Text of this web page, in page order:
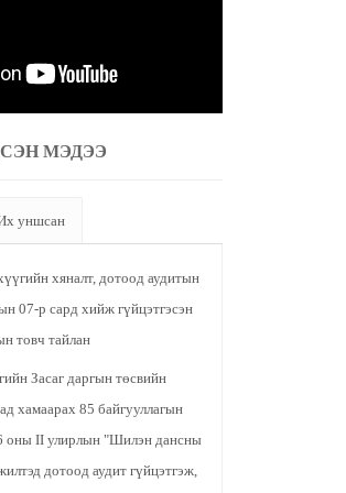
МЭДЭЭ
уншсан
хяналт, дотоод аудитын
07-р сард хийж гүйцэтгэсэн
товч тайлан
Засаг даргын төсвийн
хамаарах 85 байгууллагын
оны II улирлын "Шилэн дансны
дотоод аудит гүйцэтгэж,